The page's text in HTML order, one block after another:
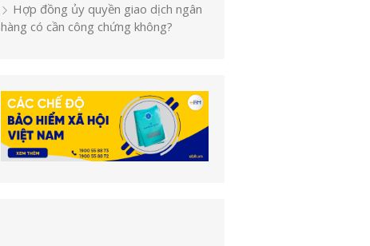
Hợp đồng ủy quyền giao dịch ngân
hàng có cần công chứng không?